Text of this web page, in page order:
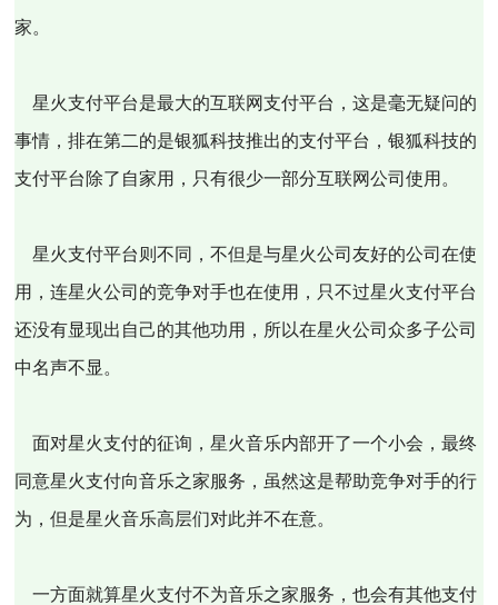
家。
星火支付平台是最大的互联网支付平台，这是毫无疑问的
事情，排在第二的是银狐科技推出的支付平台，银狐科技的
支付平台除了自家用，只有很少一部分互联网公司使用。
星火支付平台则不同，不但是与星火公司友好的公司在使
用，连星火公司的竞争对手也在使用，只不过星火支付平台
还没有显现出自己的其他功用，所以在星火公司众多子公司
中名声不显。
面对星火支付的征询，星火音乐内部开了一个小会，最终
同意星火支付向音乐之家服务，虽然这是帮助竞争对手的行
为，但是星火音乐高层们对此并不在意。
一方面就算星火支付不为音乐之家服务，也会有其他支付